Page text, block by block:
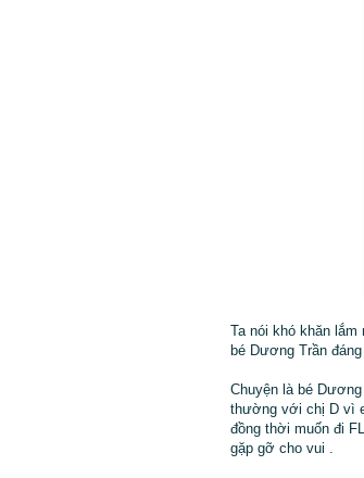
Ta nói khó khăn
bé Dương Trần
Chuyện là bé
thường với chị D vì
đồng thời muốn đi
gặp gỡ cho vui .